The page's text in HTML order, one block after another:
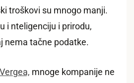
troškovi su mnogo manji.
i nteligenciju i prirodu,
nema tačne podatke.
mnoge kompanije ne